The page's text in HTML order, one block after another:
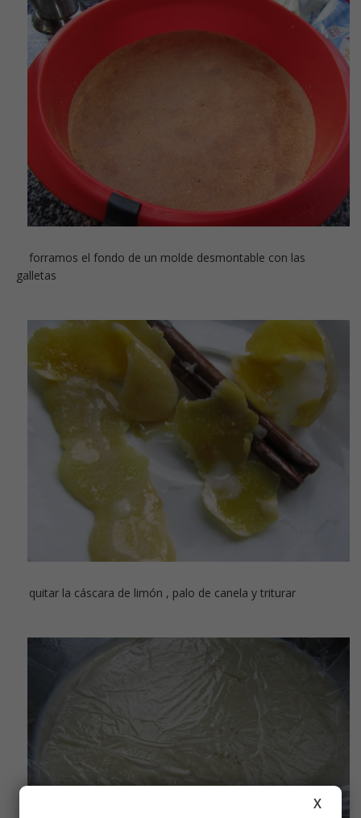
forramos el fondo de un molde desmontable con las
galletas
quitar la cáscara de limón , palo de canela y triturar
X